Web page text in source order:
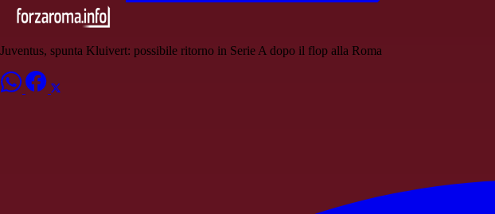
Juventus, spunta Kluivert: possibile ritorno in Serie A dopo il flop alla Roma